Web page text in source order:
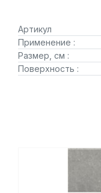
Артикул
Применение :
Размер, см :
Поверхность :